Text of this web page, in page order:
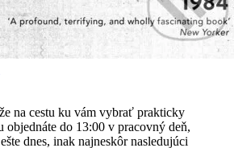
na cestu ku vám vybrať prakticky
objednáte do 13:00 v pracovný deň,
dnes, inak najneskôr nasledujúci